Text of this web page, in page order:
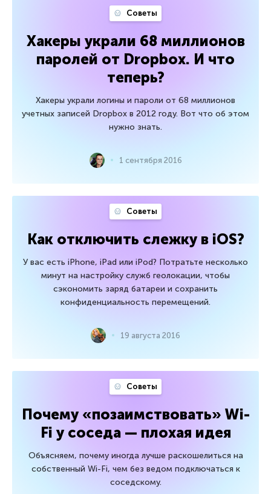
Советы
Хакеры украли 68 миллионов
паролей от Dropbox. И что
теперь?
Хакеры украли логины и пароли от 68 миллионов
учетных записей Dropbox в 2012 году. Вот что об этом
нужно знать.
1 сентября 2016
Советы
Как отключить слежку в iOS?
У вас есть iPhone, iPad или iPod? Потратьте несколько
минут на настройку служб геолокации, чтобы
сэкономить заряд батареи и сохранить
конфиденциальность перемещений.
19 августа 2016
Советы
Почему «позаимствовать» Wi-
Fi у соседа — плохая идея
Объясняем, почему иногда лучше раскошелиться на
собственный Wi-Fi, чем без ведом подключаться к
соседскому.